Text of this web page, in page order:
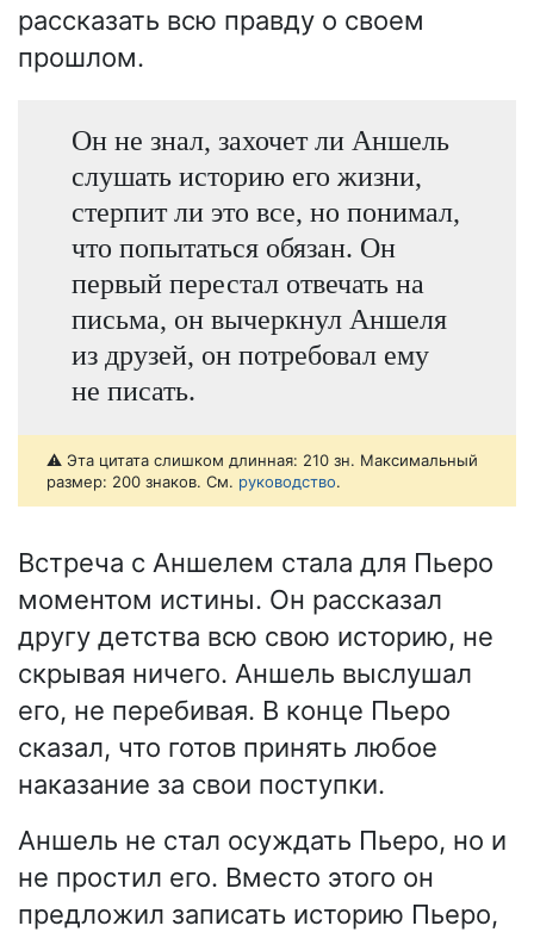
рассказать всю правду о своем
прошлом.
Он не знал, захочет ли Аншель
слушать историю его жизни,
стерпит ли это все, но понимал,
что попытаться обязан. Он
первый перестал отвечать на
письма, он вычеркнул Аншеля
из друзей, он потребовал ему
не писать.
⚠️ Эта цитата слишком длинная: 210 зн. Максимальный
размер: 200 знаков. См. руководство.
Встреча с Аншелем стала для Пьеро
моментом истины. Он рассказал
другу детства всю свою историю, не
скрывая ничего. Аншель выслушал
его, не перебивая. В конце Пьеро
сказал, что готов принять любое
наказание за свои поступки.
Аншель не стал осуждать Пьеро, но и
не простил его. Вместо этого он
предложил записать историю Пьеро,